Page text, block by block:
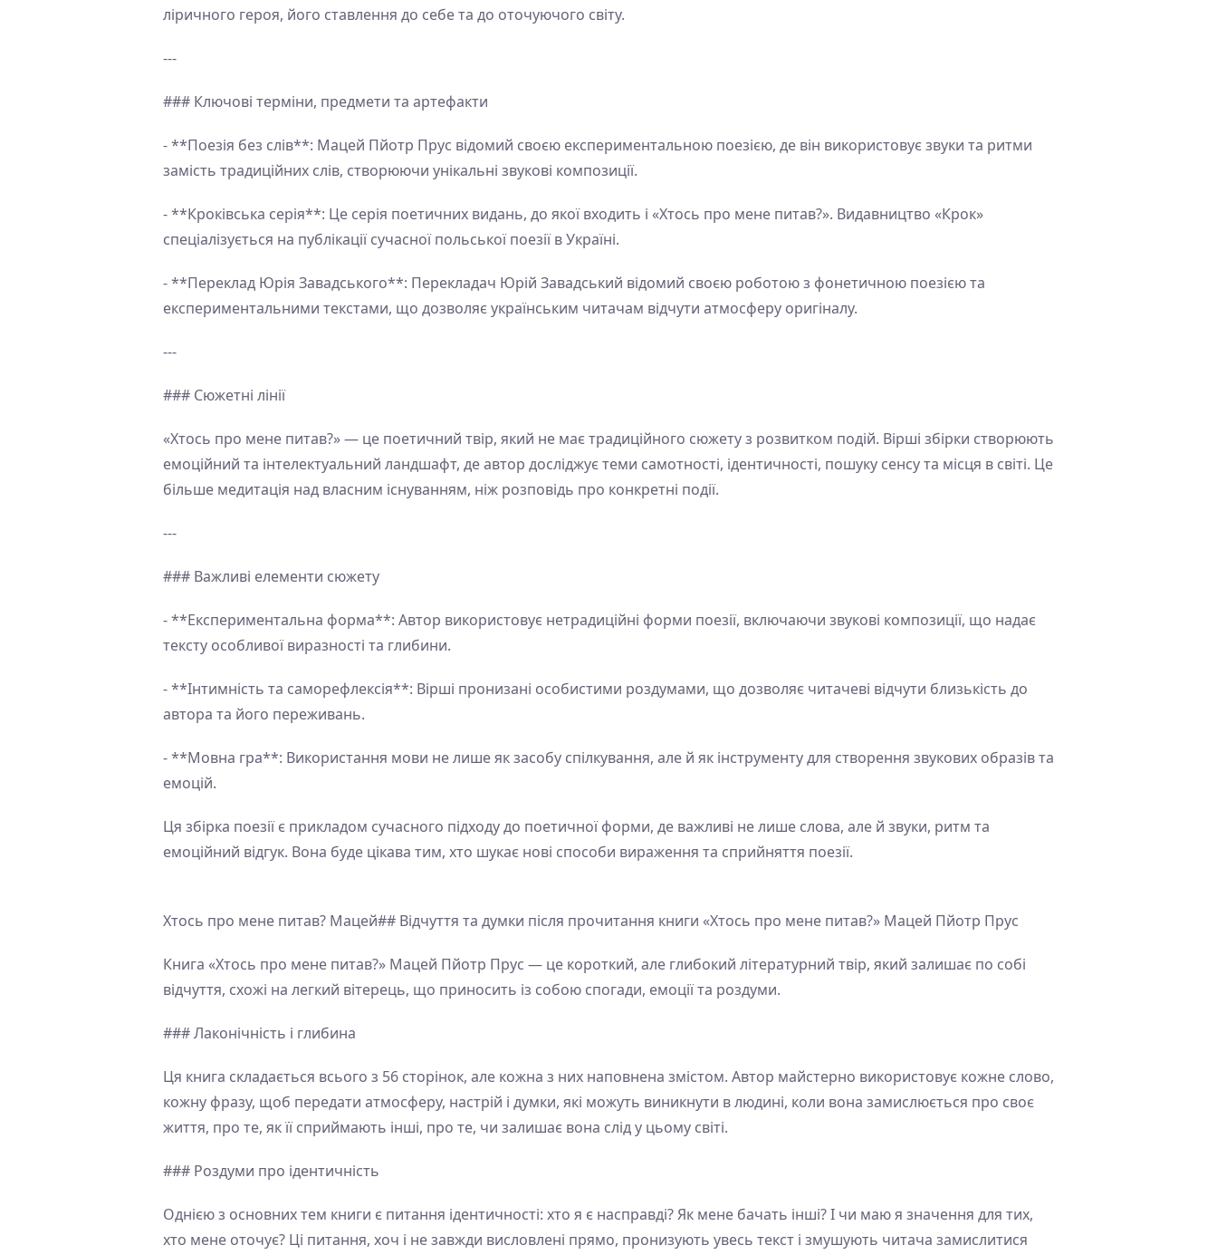
ліричного героя, його ставлення до себе та до оточуючого світу.
---
### Ключові терміни, предмети та артефакти
- **Поезія без слів**: Мацей Пйотр Прус відомий своєю експериментальною поезією, де він використовує звуки та ритми
замість традиційних слів, створюючи унікальні звукові композиції.
- **Кроківська серія**: Це серія поетичних видань, до якої входить і «Хтось про мене питав?». Видавництво «Крок»
спеціалізується на публікації сучасної польської поезії в Україні.
- **Переклад Юрія Завадського**: Перекладач Юрій Завадський відомий своєю роботою з фонетичною поезією та
експериментальними текстами, що дозволяє українським читачам відчути атмосферу оригіналу.
---
### Сюжетні лінії
«Хтось про мене питав?» — це поетичний твір, який не має традиційного сюжету з розвитком подій. Вірші збірки створюють
емоційний та інтелектуальний ландшафт, де автор досліджує теми самотності, ідентичності, пошуку сенсу та місця в світі. Це
більше медитація над власним існуванням, ніж розповідь про конкретні події.
---
### Важливі елементи сюжету
- **Експериментальна форма**: Автор використовує нетрадиційні форми поезії, включаючи звукові композиції, що надає
тексту особливої виразності та глибини.
- **Інтимність та саморефлексія**: Вірші пронизані особистими роздумами, що дозволяє читачеві відчути близькість до
автора та його переживань.
- **Мовна гра**: Використання мови не лише як засобу спілкування, але й як інструменту для створення звукових образів та
емоцій.
Ця збірка поезії є прикладом сучасного підходу до поетичної форми, де важливі не лише слова, але й звуки, ритм та
емоційний відгук. Вона буде цікава тим, хто шукає нові способи вираження та сприйняття поезії.
Хтось про мене питав? Мацей## Відчуття та думки після прочитання книги «Хтось про мене питав?» Мацей Пйотр Прус
Книга «Хтось про мене питав?» Мацей Пйотр Прус — це короткий, але глибокий літературний твір, який залишає по собі
відчуття, схожі на легкий вітерець, що приносить із собою спогади, емоції та роздуми.
### Лаконічність і глибина
Ця книга складається всього з 56 сторінок, але кожна з них наповнена змістом. Автор майстерно використовує кожне слово,
кожну фразу, щоб передати атмосферу, настрій і думки, які можуть виникнути в людині, коли вона замислюється про своє
життя, про те, як її сприймають інші, про те, чи залишає вона слід у цьому світі.
### Роздуми про ідентичність
Однією з основних тем книги є питання ідентичності: хто я є насправді? Як мене бачать інші? І чи маю я значення для тих,
хто мене оточує? Ці питання, хоч і не завжди висловлені прямо, пронизують увесь текст і змушують читача замислитися